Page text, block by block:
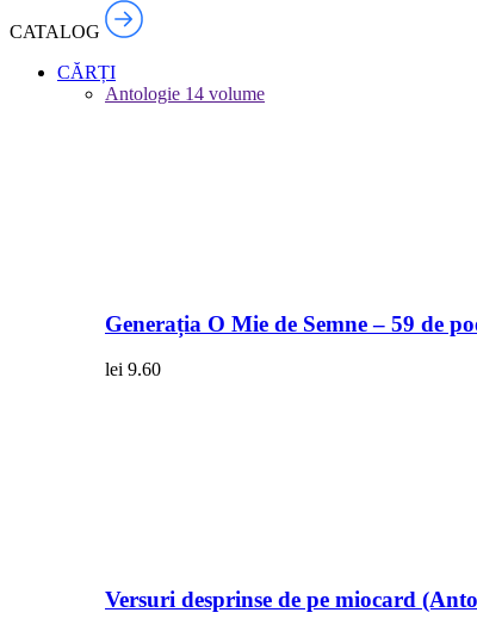
CATALOG
CĂRȚI
Antologie 14 volume
Generația O Mie de Semne – 59 de
lei 9.60
Versuri desprinse de pe miocard